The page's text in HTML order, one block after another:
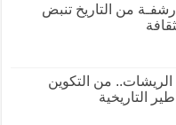
من التاريخ تنبض
الريشات.. من التكوين
التاريخية